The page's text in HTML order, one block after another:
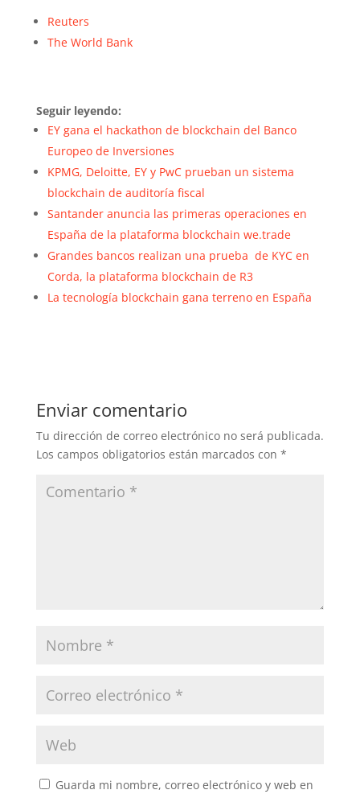
Reuters
The World Bank
Seguir leyendo:
EY gana el hackathon de blockchain del Banco
Europeo de Inversiones
KPMG, Deloitte, EY y PwC prueban un sistema
blockchain de auditoría fiscal
Santander anuncia las primeras operaciones en
España de la plataforma blockchain we.trade
Grandes bancos realizan una prueba de KYC en
Corda, la plataforma blockchain de R3
La tecnología blockchain gana terreno en España
Enviar comentario
Tu dirección de correo electrónico no será publicada.
Los campos obligatorios están marcados con *
Guarda mi nombre, correo electrónico y web en